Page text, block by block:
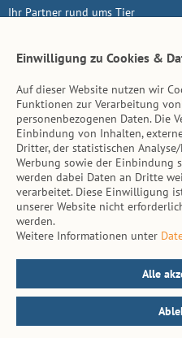
Ihr Partner rund ums Tier
Inhalt
Tierarzt-Suche
Hinweise
AGB
Impressum
Datenschutz
Kontakt
© vs. vergleichen-
Einwilligung zu Cookies &
Auf dieser Website nutzen wir
Funktionen zur Verarbeitung
personenbezogenen Daten. Die
Einbindung von Inhalten,
Dritter, der statistischen
Werbung sowie der Einbindung
werden dabei Daten an Dritte
verarbeitet. Diese Einwilligung
unserer Website nicht
werden.
Weitere Informationen unter
Alle